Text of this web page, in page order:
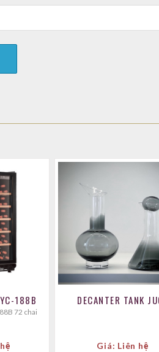
188B
72 chai
DECANTER TANK
Giá: Liên hệ